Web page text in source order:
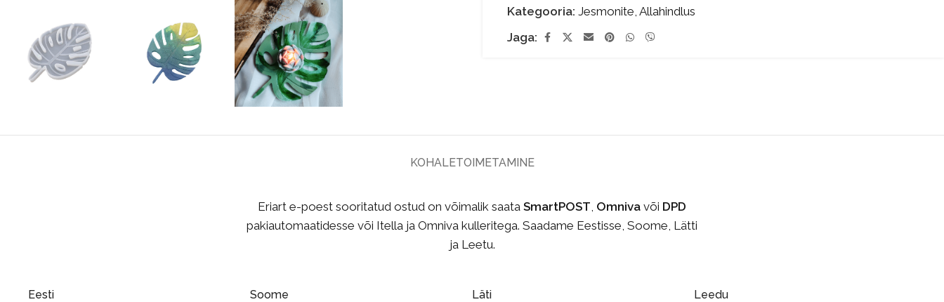
Kategooria: Jesmonite, Allahindlus
Jaga:
KOHALETOIMETAMINE
Eriart e-poest sooritatud ostud on võimalik saata SmartPOST, Omniva või DPD
pakiautomaatidesse või Itella ja Omniva kulleritega. Saadame Eestisse, Soome, Lätti
ja Leetu.
Eesti Soome Läti Leedu